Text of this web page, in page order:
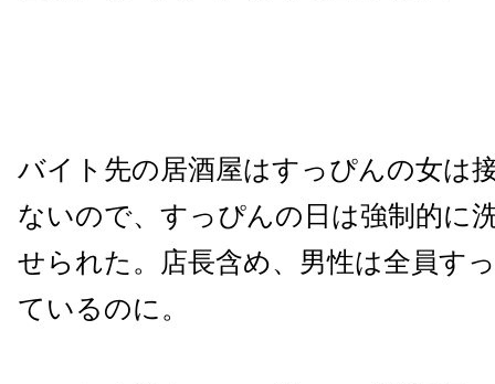
バイト先の居酒屋はすっぴんの女は
ないので、すっぴんの日は強制的に
せられた。店長含め、男性は全員す
ているのに。